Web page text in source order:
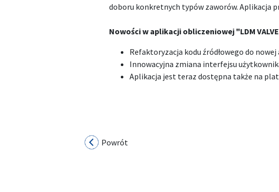
doboru konkretnych typów zaworów. Aplikacja
Nowości w aplikacji obliczeniowej "LDM
Refaktoryzacja kodu źródłowego do
Innowacyjna zmiana interfejsu
Aplikacja jest teraz dostępna także na
Powrót